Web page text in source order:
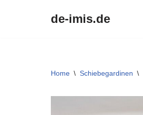
de-imis.de
Home \ Schiebegardinen \